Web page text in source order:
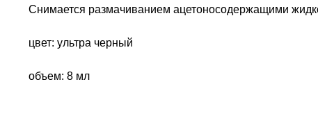
Снимается размачиванием ацетоносодержащими
цвет: ультра черный
объем: 8 мл